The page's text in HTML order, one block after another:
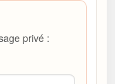
privé :